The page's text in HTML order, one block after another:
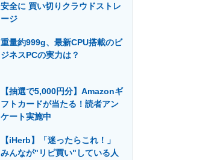
建設×テクノロジーの最前線
安全に 買い切りクラウドストレ
ージ
重量約999g、最新CPU搭載のビ
ジネスPCの実力は？
【抽選で5,000円分】Amazonギ
フトカードが当たる！読者アン
ケート実施中
【iHerb】「迷ったらこれ！」
みんなが"リピ買い"している人